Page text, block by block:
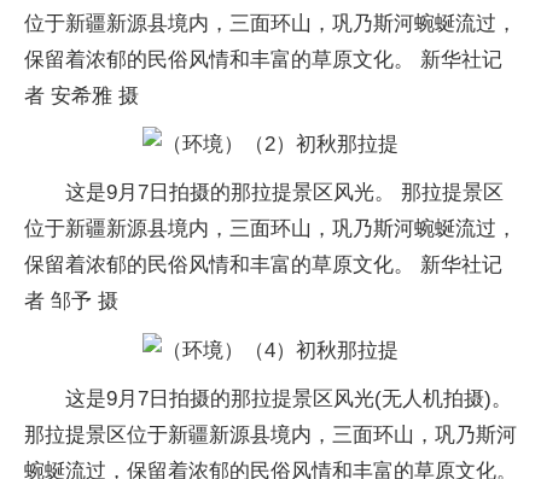
位于新疆新源县境内，三面环山，巩乃斯河蜿蜒流过，
保留着浓郁的民俗风情和丰富的草原文化。 新华社记
者 安希雅 摄
这是9月7日拍摄的那拉提景区风光。 那拉提景区
位于新疆新源县境内，三面环山，巩乃斯河蜿蜒流过，
保留着浓郁的民俗风情和丰富的草原文化。 新华社记
者 邹予 摄
这是9月7日拍摄的那拉提景区风光(无人机拍摄)。
那拉提景区位于新疆新源县境内，三面环山，巩乃斯河
蜿蜒流过，保留着浓郁的民俗风情和丰富的草原文化。